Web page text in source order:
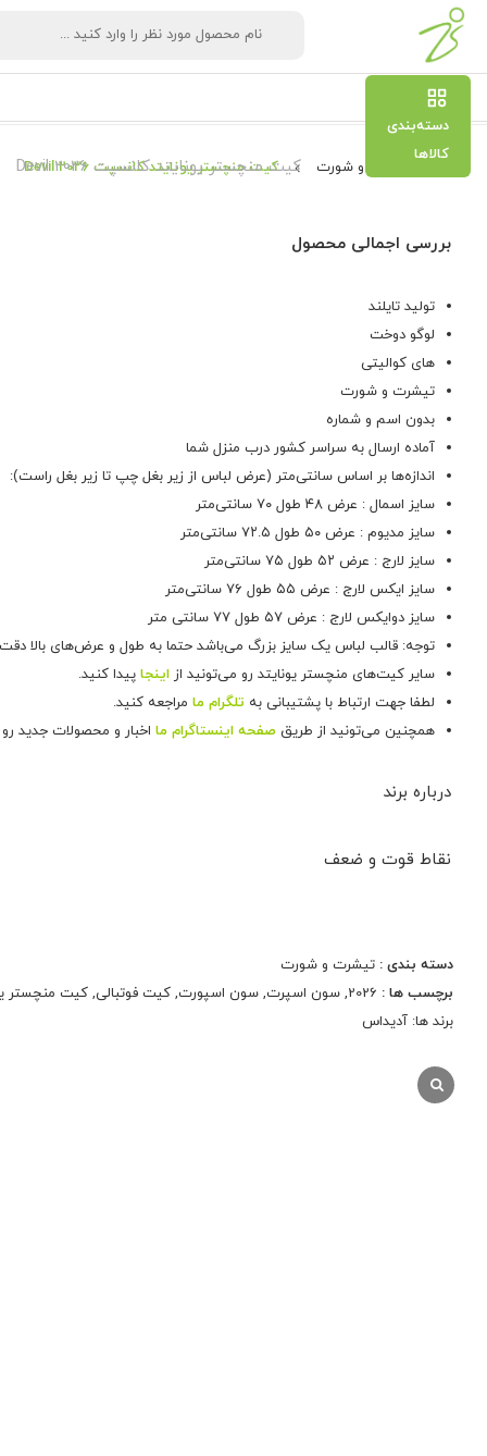
دسته‌بندی
کالاها
کیت منچستر یونایتد کانسپت Devil 2026 تیشرت و شورت کیت منچستر یونایتد کانسپت Devil 2026
بررسی اجمالی محصول
تولید تایلند
لوگو دوخت
های کوالیتی
تیشرت و شورت
بدون اسم و شماره
آماده ارسال به سراسر کشور درب منزل شما
اندازه‌ها بر اساس سانتی‌متر (عرض لباس از زیر بغل چپ تا زیر بغل راست):
سایز اسمال : عرض ۴۸ طول ۷۰ سانتی‌متر
سایز مدیوم : عرض ۵۰ طول ۷۲.۵ سانتی‌متر
سایز لارج : عرض ۵۲ طول ۷۵ سانتی‌متر
سایز ایکس لارج : عرض ۵۵ طول ۷۶ سانتی‌متر
سایز دوایکس لارج : عرض ۵۷ طول ۷۷ سانتی متر
توجه: قالب لباس یک سایز بزرگ می‌باشد حتما به طول و عرض‌های بالا
سایر کیت‌های منچستر یونایتد رو می‌تونید از اینجاپیدا کنید.
لطفا جهت ارتباط با پشتیبانی به تلگرام مامراجعه کنید.
همچنین می‌تونید از طریق صفحه اینستاگرام ما اخبار و محصولات جدید رو
درباره برند
نقاط قوت و ضعف
دسته بندی :تیشرت و شورت
برچسب ها : 2026
,سون اسپرت, سون اسپورت,کیت فوتبالی,کیت منچستر
برند ها:آدیداس